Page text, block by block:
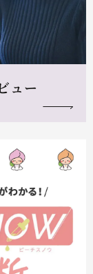
ュー